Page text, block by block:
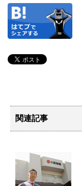
関連記事